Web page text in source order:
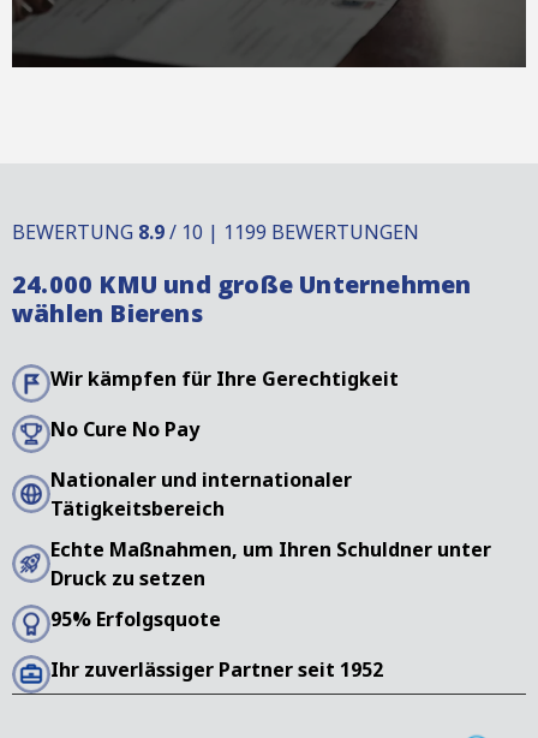
BEWERTUNG 8.9/ 10 | 1199 BEWERTUNGEN
24.000 KMU und große Unternehmen
wählen Bierens
Wir kämpfen für Ihre Gerechtigkeit
No Cure No Pay
Nationaler und internationaler
Tätigkeitsbereich
Echte Maßnahmen, um Ihren Schuldner unter
Druck zu setzen
95% Erfolgsquote
Ihr zuverlässiger Partner seit 1952